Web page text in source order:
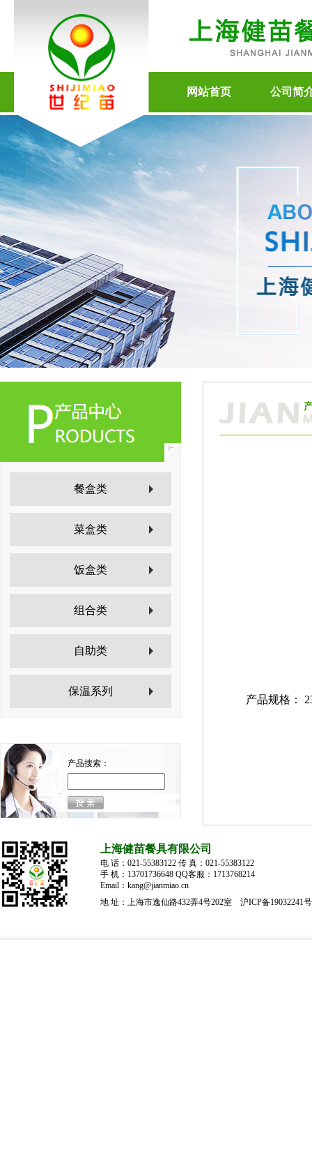
网站首页 公司简
餐盒类
菜盒类
饭盒类
组合类
自助类
保温系列
产品搜索：
产品规格：
上海健苗餐具有限公司
电 话：021-55383122 传 真：021-55383122
手 机：13701736648 QQ客服：1713768214
Email：kang@jianmiao.cn
地 址：上海市逸仙路432弄4号202室 沪ICP备19032241